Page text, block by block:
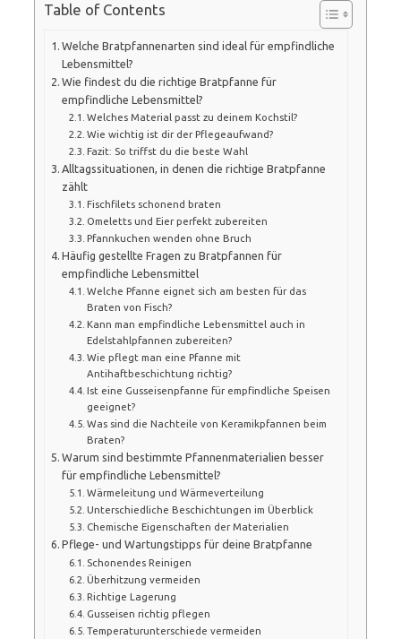
Table of Contents
Welche Bratpfannenarten sind ideal für empfindliche
Lebensmittel?
Wie findest du die richtige Bratpfanne für
empfindliche Lebensmittel?
Welches Material passt zu deinem Kochstil?
Wie wichtig ist dir der Pflegeaufwand?
Fazit: So triffst du die beste Wahl
Alltagssituationen, in denen die richtige Bratpfanne
zählt
Fischfilets schonend braten
Omeletts und Eier perfekt zubereiten
Pfannkuchen wenden ohne Bruch
Häufig gestellte Fragen zu Bratpfannen für
empfindliche Lebensmittel
Welche Pfanne eignet sich am besten für das
Braten von Fisch?
Kann man empfindliche Lebensmittel auch in
Edelstahlpfannen zubereiten?
Wie pflegt man eine Pfanne mit
Antihaftbeschichtung richtig?
Ist eine Gusseisenpfanne für empfindliche Speisen
geeignet?
Was sind die Nachteile von Keramikpfannen beim
Braten?
Warum sind bestimmte Pfannenmaterialien besser
für empfindliche Lebensmittel?
Wärmeleitung und Wärmeverteilung
Unterschiedliche Beschichtungen im Überblick
Chemische Eigenschaften der Materialien
Pflege- und Wartungstipps für deine Bratpfanne
Schonendes Reinigen
Überhitzung vermeiden
Richtige Lagerung
Gusseisen richtig pflegen
Temperaturunterschiede vermeiden